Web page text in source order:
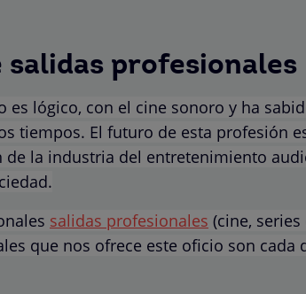
salidas profesionales
es lógico, con el cine sonoro y ha
tiempos. El futuro de esta profesión
la industria del entretenimiento
salidas profesionales (cine,
que nos ofrece este oficio son cada